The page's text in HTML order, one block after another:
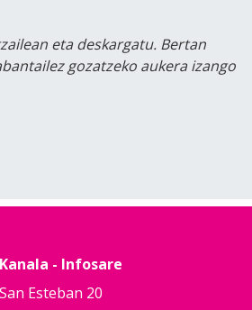
eta deskargatu. Bertan
gozatzeko aukera izango
- Infosare
San Esteban 20